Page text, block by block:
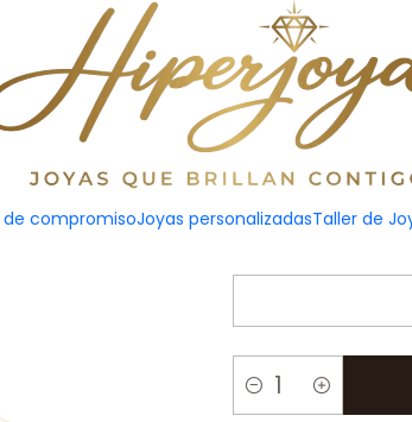
de compromisoJoyas personalizadasTaller de
con baño de oro
Cantidad